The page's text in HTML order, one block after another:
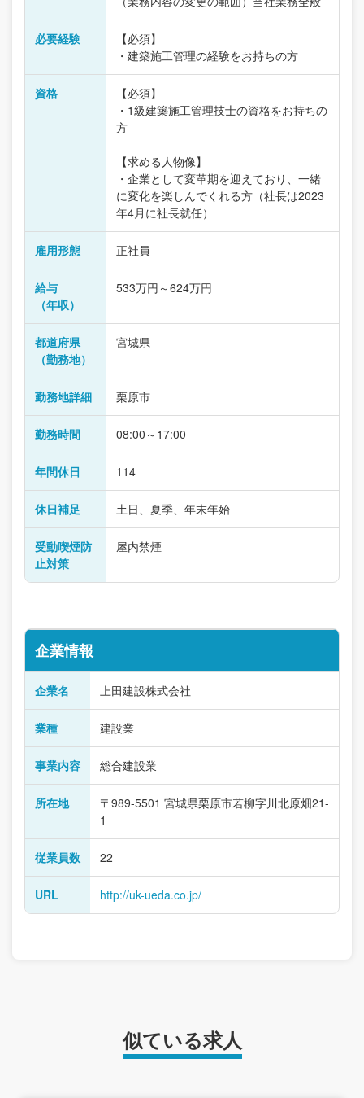
必要経験
【必須】
・建築施工管理の経験をお持ちの方
資格
【必須】
・1級建築施工管理技士の資格をお持ちの
方
【求める人物像】
・企業として変革期を迎えており、一緒
に変化を楽しんでくれる方（社長は2023
年4月に社長就任）
雇用形態 正社員
給与
（年収）
533万円～624万円
都道府県
（勤務地）
宮城県
勤務地詳細 栗原市
勤務時間 08:00～17:00
年間休日 114
休日補足 土日、夏季、年末年始
受動喫煙防
止対策
屋内禁煙
企業情報
企業名 上田建設株式会社
業種 建設業
事業内容 総合建設業
所在地
〒989-5501 宮城県栗原市若柳字川北原畑21-
1
従業員数 22
URL http://uk-ueda.co.jp/
似ている求人